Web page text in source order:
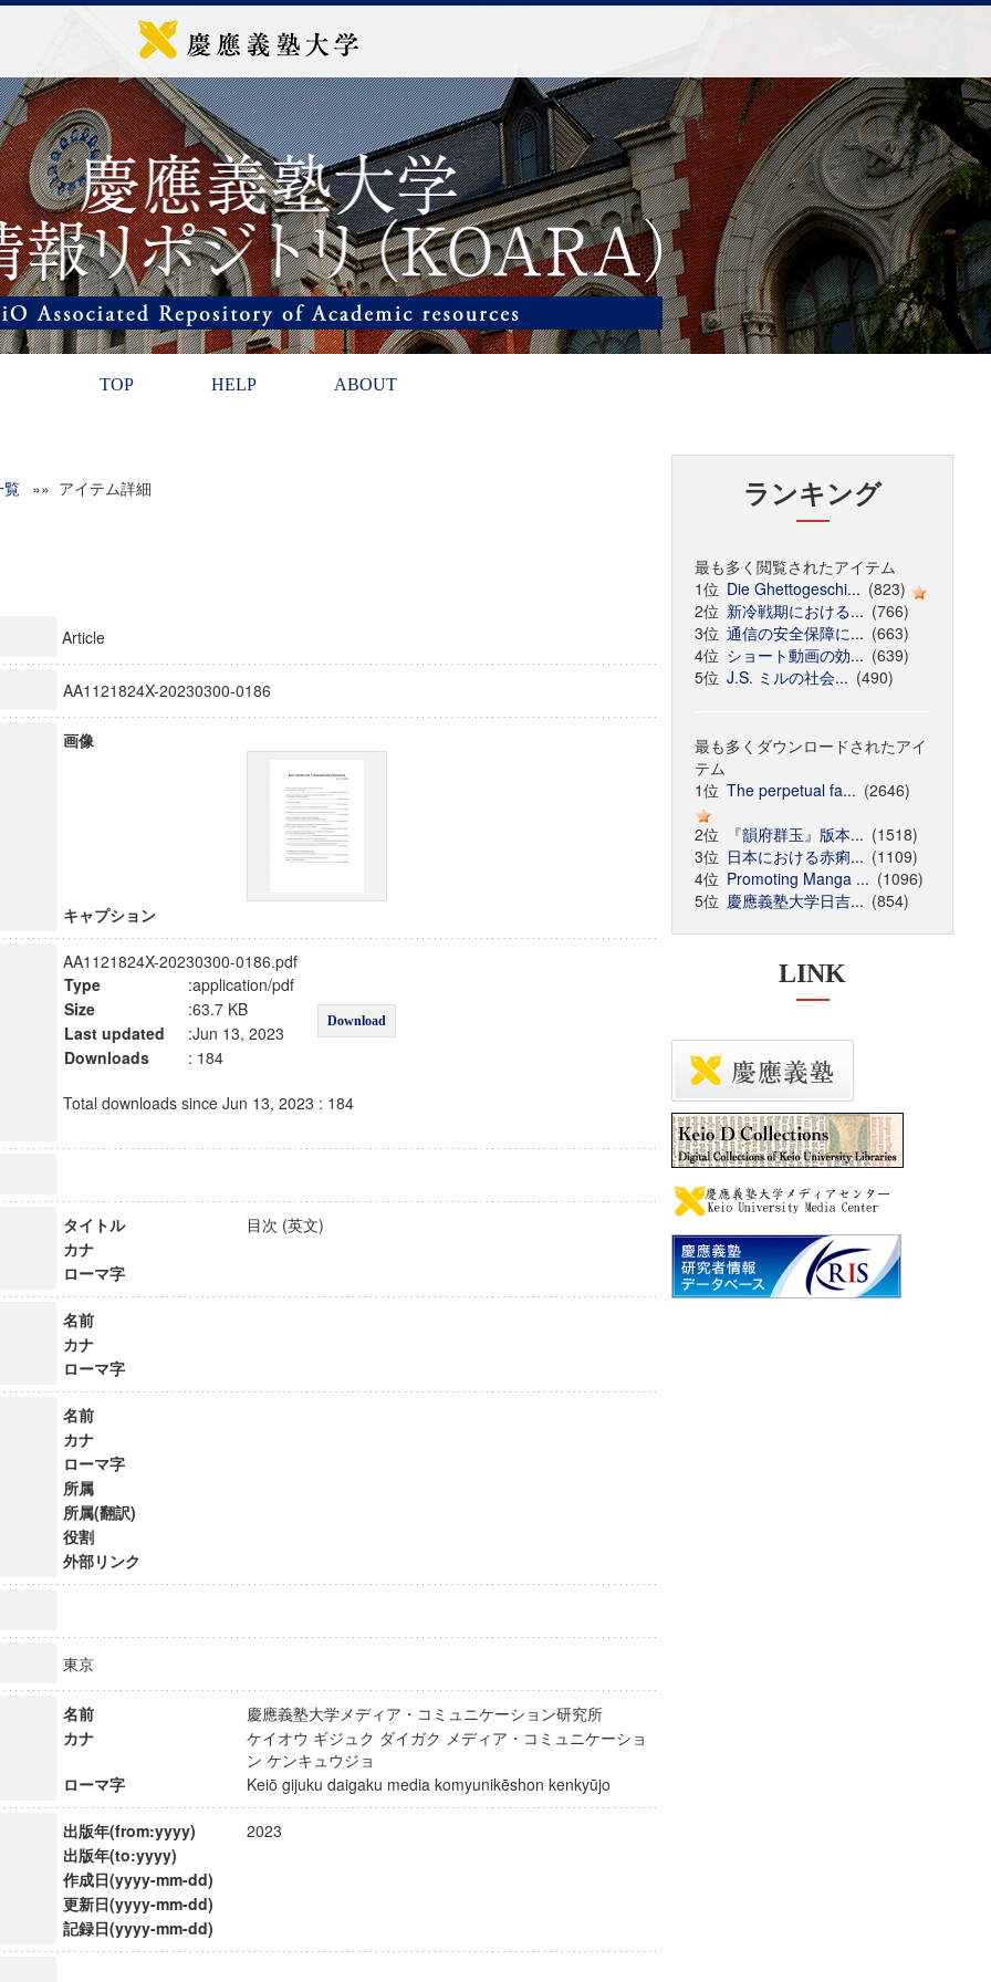
TOP HELP ABOUT
教育研究センター
教育研究拠点
イエンス」
覧 »» アイテム詳細
Article
AA1121824X-20230300-0186
画像
キャプション
AA1121824X-20230300-0186.pdf
Type
:application/pdf
Download
Size
:63.7 KB
Last updated
:Jun 13, 2023
Downloads
: 184
Total downloads since Jun 13, 2023 : 184
タイトル
目次 (英文)
カナ
ローマ字
名前
カナ
ローマ字
名前
カナ
ローマ字
所属
所属(翻訳)
役割
外部リンク
東京
名前
慶應義塾大学メディア・コミュニケーション研究所
カナ
ケイオウ ギジュク ダイガク メディア・コミュニケーショ
ン ケンキュウジョ
ローマ字
Keiō gijuku daigaku media komyunikēshon kenkyūjo
出版年(from:yyyy)
2023
出版年(to:yyyy)
作成日(yyyy-mm-dd)
更新日(yyyy-mm-dd)
記録日(yyyy-mm-dd)
ランキング
最も多く閲覧されたアイテム
1位 Die Ghettogeschi... (823)
2位 新冷戦期における... (766)
3位 通信の安全保障に... (663)
4位 ショート動画の効... (639)
5位 J.S. ミルの社会... (490)
最も多くダウンロードされたアイ
テム
1位 The perpetual fa... (2646)
2位
『韻府群玉』版本... (1518)
3位 日本における赤痢... (1109)
4位 Promoting Manga ... (1096)
5位 慶應義塾大学日吉... (854)
LINK